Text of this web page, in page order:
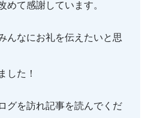
めて感謝しています。
んなにお礼を伝えたいと思
した！
グを訪れ記事を読んでくだ